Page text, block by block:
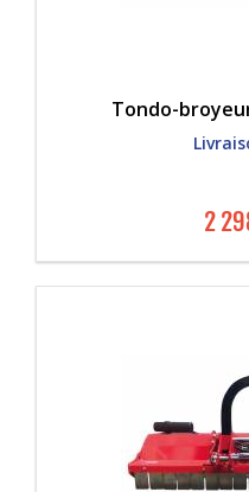
Tondo-
2